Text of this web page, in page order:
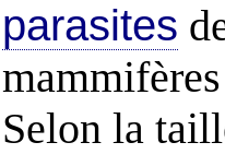
parasites
Selon la